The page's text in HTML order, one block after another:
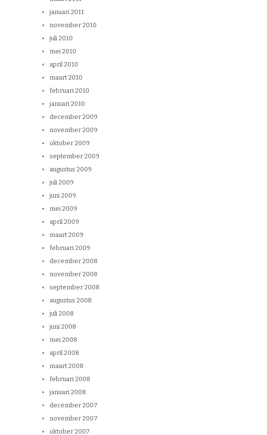
januari 2011
november 2010
juli 2010
mei 2010
april 2010
maart 2010
februari 2010
januari 2010
december 2009
november 2009
oktober 2009
september 2009
augustus 2009
juli 2009
juni 2009
mei 2009
april 2009
maart 2009
februari 2009
december 2008
november 2008
september 2008
augustus 2008
juli 2008
juni 2008
mei 2008
april 2008
maart 2008
februari 2008
januari 2008
december 2007
november 2007
oktober 2007